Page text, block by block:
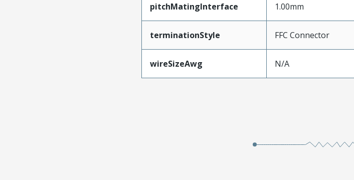
pitchMatingInterface 1.00mm
terminationStyle FFC Connector
wireSizeAwg N/A